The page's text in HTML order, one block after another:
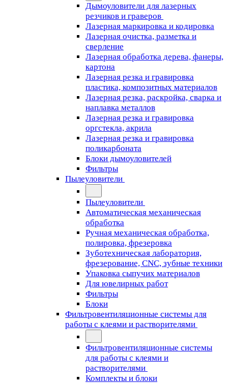
Дымоуловители для лазерных
резчиков и граверов
Лазерная маркировка и кодировка
Лазерная очистка, разметка и
сверление
Лазерная обработка дерева, фанеры,
картона
Лазерная резка и гравировка
пластика, композитных материалов
Лазерная резка, раскройка, сварка и
наплавка металлов
Лазерная резка и гравировка
оргстекла, акрила
Лазерная резка и гравировка
поликарбоната
Блоки дымоуловителей
Фильтры
Пылеуловители
Пылеуловители
Автоматическая механическая
обработка
Ручная механическая обработка,
полировка, фрезеровка
Зуботехническая лаборатория,
фрезерование, CNC, зубные техники
Упаковка сыпучих материалов
Для ювелирных работ
Фильтры
Блоки
Фильтровентиляционные системы для
работы с клеями и растворителями
Фильтровентиляционные системы
для работы с клеями и
растворителями
Комплекты и блоки